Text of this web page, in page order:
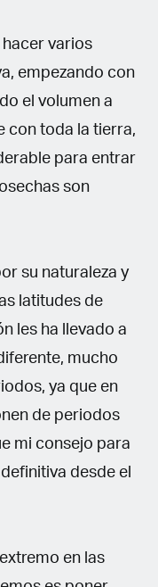
varios
empezando con
el volumen a
con toda la tierra,
para entrar
son
su naturaleza y
latitudes de
les ha llevado a
mucho
ya que en
de periodos
mi consejo para
desde el
en las